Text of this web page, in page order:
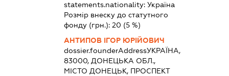
statements.nationality:Україна
Розмір внеску до статутного
фонду (грн.):20 (5 %)
АНТИПОВ ІГОР ЮРІЙОВИЧ
dossier.founderAddressУКРАЇНА,
83000, ДОНЕЦЬКА ОБЛ.,
МІСТО ДОНЕЦЬК, ПРОСПЕКТ